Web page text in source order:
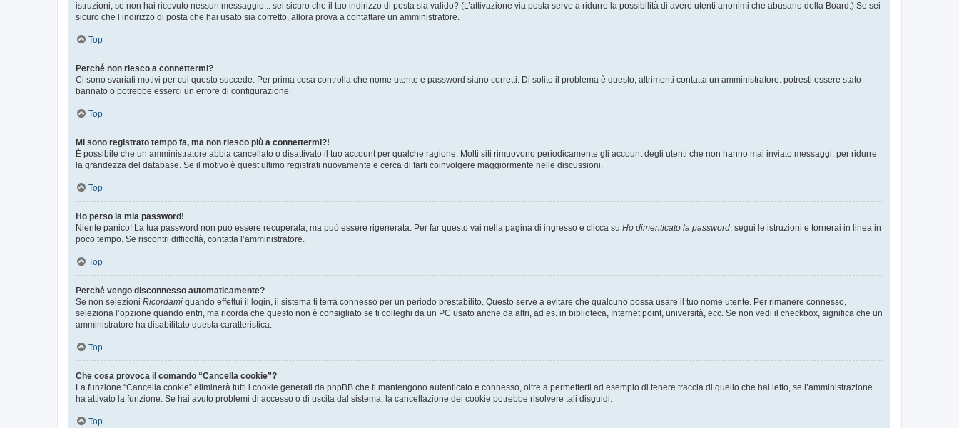
istruzioni; se non hai ricevuto nessun messaggio... sei sicuro che il tuo indirizzo di posta sia valido? (L’attivazione via posta serve a ridurre la possibilità di avere utenti anonimi che abusano della Board.) Se sei
sicuro che l’indirizzo di posta che hai usato sia corretto, allora prova a contattare un amministratore.
Top
Perché non riesco a connettermi?
Ci sono svariati motivi per cui questo succede. Per prima cosa controlla che nome utente e password siano corretti. Di solito il problema è questo, altrimenti contatta un amministratore: potresti essere stato
bannato o potrebbe esserci un errore di configurazione.
Top
Mi sono registrato tempo fa, ma non riesco più a connettermi?!
È possibile che un amministratore abbia cancellato o disattivato il tuo account per qualche ragione. Molti siti rimuovono periodicamente gli account degli utenti che non hanno mai inviato messaggi, per ridurre
la grandezza del database. Se il motivo è quest’ultimo registrati nuovamente e cerca di farti coinvolgere maggiormente nelle discussioni.
Top
Ho perso la mia password!
Niente panico! La tua password non può essere recuperata, ma può essere rigenerata. Per far questo vai nella pagina di ingresso e clicca su Ho dimenticato la password, segui le istruzioni e tornerai in linea in
poco tempo. Se riscontri difficoltà, contatta l’amministratore.
Top
Perché vengo disconnesso automaticamente?
Se non selezioni Ricordami quando effettui il login, il sistema ti terrà connesso per un periodo prestabilito. Questo serve a evitare che qualcuno possa usare il tuo nome utente. Per rimanere connesso,
seleziona l’opzione quando entri, ma ricorda che questo non è consigliato se ti colleghi da un PC usato anche da altri, ad es. in biblioteca, Internet point, università, ecc. Se non vedi il checkbox, significa che un
amministratore ha disabilitato questa caratteristica.
Top
Che cosa provoca il comando “Cancella cookie”?
La funzione “Cancella cookie” eliminerà tutti i cookie generati da phpBB che ti mantengono autenticato e connesso, oltre a permetterti ad esempio di tenere traccia di quello che hai letto, se l’amministrazione
ha attivato la funzione. Se hai avuto problemi di accesso o di uscita dal sistema, la cancellazione dei cookie potrebbe risolvere tali disguidi.
Top